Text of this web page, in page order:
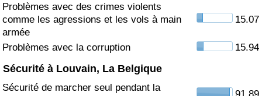
Problèmes avec des crimes violents
comme les agressions et les vols à main
armée
15.07
Problèmes avec la corruption 15.94
Sécurité à Louvain, La Belgique
Sécurité de marcher seul pendant la
Indice de Pollution par Pays
Trafic
Indice de Trafic